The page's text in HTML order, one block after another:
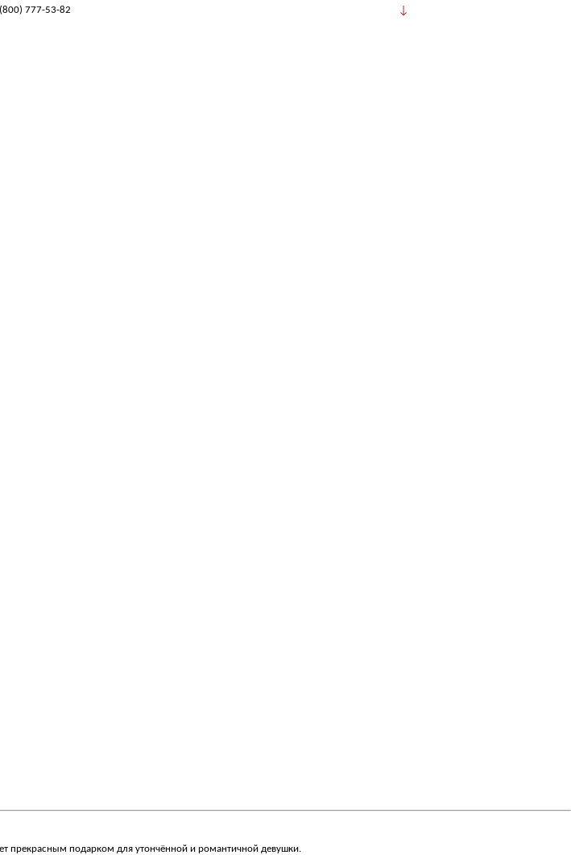
777-53-82
прекрасным подарком для утончённой и романтичной девушки.